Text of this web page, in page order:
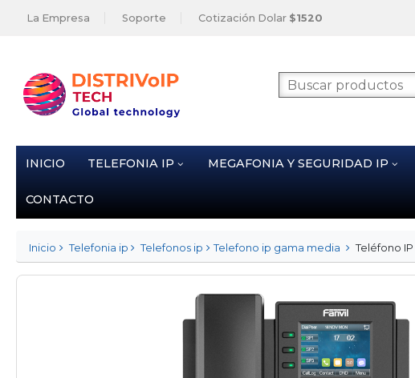
La Empresa Soporte Cotización Dolar $1520
INICIO TELEFONIA IP MEGAFONIA Y SEGURIDAD IP
CONTACTO
Inicio Telefonia ip Telefonos ip Telefono ip gama media Teléfono